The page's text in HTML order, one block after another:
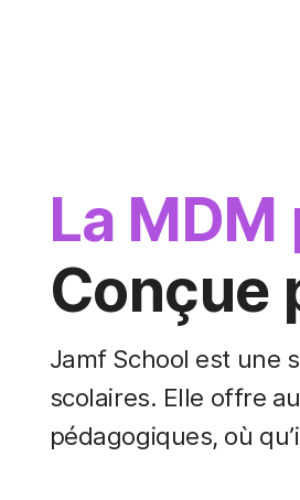
La
Conçue
Jamf School est une
scolaires. Elle offre
pédagogiques, où